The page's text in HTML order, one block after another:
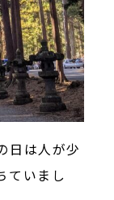
日は人が少
ていまし